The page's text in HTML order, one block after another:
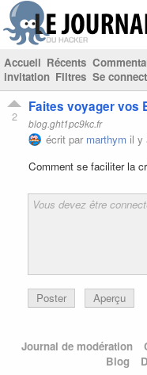
Accueil Récents
invitation Filtres Se
2
Faites voyager vos
blog.ght1pc9kc.fr
écrit par marthym il y
Comment se faciliter la
Poster Aperçu
Journal de modération
Blog